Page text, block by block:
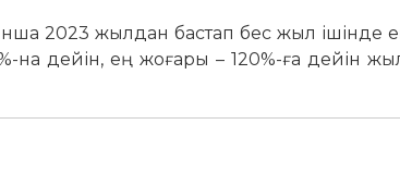
2023 жылдан бастап бес жыл ішінде
на дейін, ең жоғары – 120%-ға дейін